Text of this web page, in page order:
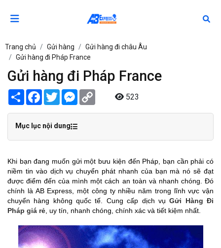
Trang chủ Gửi hàng
Gửi hàng đi châu Âu
Gửi hàng đi Pháp France
Gửi hàng đi Pháp France
Share Facebook
TwitterMessenger 523
Mục lục nội dung
Khi bạn đang muốn gửi một bưu kiện đến Pháp, bạn cần phải có
niềm tin vào dịch vụ chuyển phát nhanh của bạn mà nó sẽ đạt
được điểm đến của mình một cách an toàn và nhanh chóng. Đó
chính là AB Express, một công ty nhiều năm trong lĩnh vực vận
chuyển hàng không quốc tế. Cung cấp dịch vụGửi Hàng Đi
Pháp giá rẻ , uy tín, nhanh chóng, chính xác và tiết kiệm nhất.